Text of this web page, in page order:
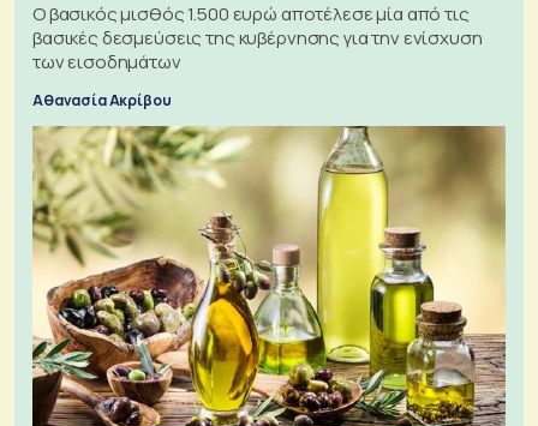
Ο βασικός μισθός 1.500 ευρώ αποτέλεσε μία από τις
βασικές δεσμεύσεις της κυβέρνησης για την ενίσχυση
των εισοδημάτων
Αθανασία Ακρίβου